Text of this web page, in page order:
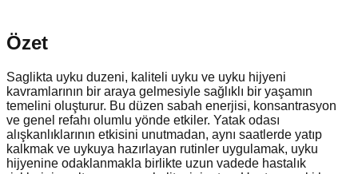
Özet
Saglikta uyku duzeni, kaliteli uyku ve uyku hijyeni
kavramlarının bir araya gelmesiyle sağlıklı bir yaşamın
temelini oluşturur. Bu düzen sabah enerjisi, konsantrasyon
ve genel refahı olumlu yönde etkiler. Yatak odası
alışkanlıklarının etkisini unutmadan, aynı saatlerde yatıp
kalkmak ve uykuya hazırlayan rutinler uygulamak, uyku
hijyenine odaklanmakla birlikte uzun vadede hastalık